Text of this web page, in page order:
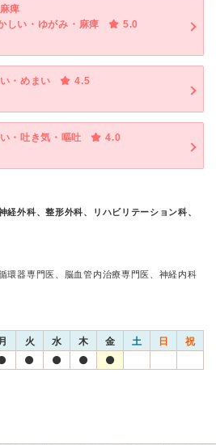
痺
しい・ゆがみ・麻痺
5.0
・めまい
4.5
・吐き気・嘔吐
4.0
経外科、整形外科、リハビリテーション科、
環器専門医、脳血管内治療専門医、神経内科
火 水 木 金 土 日 祝